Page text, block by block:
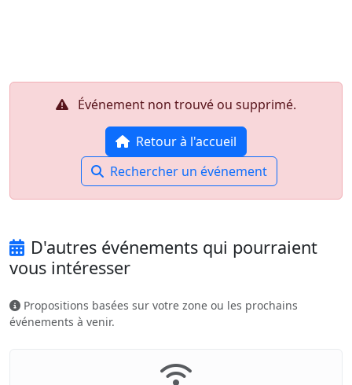
Événement non trouvé ou supprimé.
Retour à l'accueil
Rechercher un événement
D'autres événements qui pourraient
vous intéresser
Propositions basées sur votre zone ou les prochains
événements à venir.